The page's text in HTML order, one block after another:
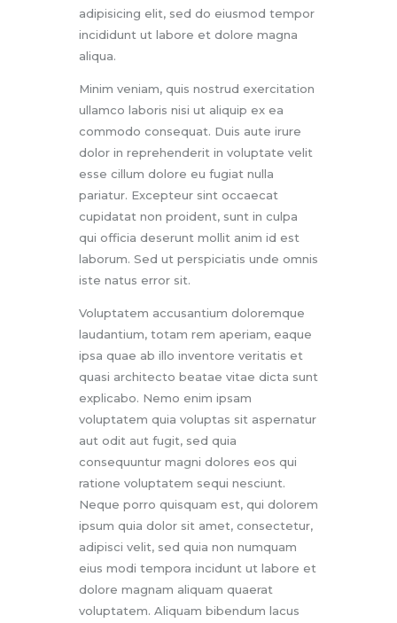
adipisicing elit, sed do eiusmod tempor
incididunt ut labore et dolore magna
aliqua.
Minim veniam, quis nostrud exercitation
ullamco laboris nisi ut aliquip ex ea
commodo consequat. Duis aute irure
dolor in reprehenderit in voluptate velit
esse cillum dolore eu fugiat nulla
pariatur. Excepteur sint occaecat
cupidatat non proident, sunt in culpa
qui officia deserunt mollit anim id est
laborum. Sed ut perspiciatis unde omnis
iste natus error sit.
Voluptatem accusantium doloremque
laudantium, totam rem aperiam, eaque
ipsa quae ab illo inventore veritatis et
quasi architecto beatae vitae dicta sunt
explicabo. Nemo enim ipsam
voluptatem quia voluptas sit aspernatur
aut odit aut fugit, sed quia
consequuntur magni dolores eos qui
ratione voluptatem sequi nesciunt.
Neque porro quisquam est, qui dolorem
ipsum quia dolor sit amet, consectetur,
adipisci velit, sed quia non numquam
eius modi tempora incidunt ut labore et
dolore magnam aliquam quaerat
voluptatem. Aliquam bibendum lacus